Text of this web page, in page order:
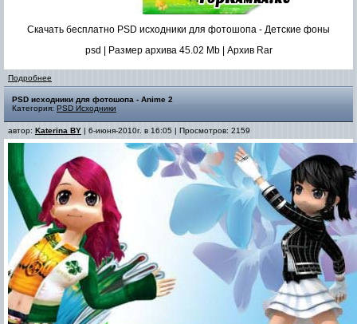
Скачать бесплатно PSD исходники для фотошопа - Детские фоны
psd | Размер архива 45.02 Mb | Архив Rar
Подробнее
PSD исходники для фотошопа - Anime 2
Категория: PSD Исходники
автор: Katerina BY | 6-июня-2010г. в 16:05 | Просмотров: 2159